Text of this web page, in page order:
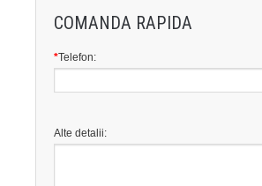
COMANDA RAPIDA
*Telefon:
Alte detalii: